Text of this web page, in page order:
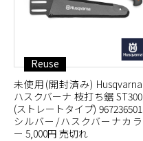
Reuse
未使用(開封済み) Husqvarna
ハスクバーナ 枝打ち鋸 ST300
(ストレートタイプ) 967236501
シルバー/ハスクバーナカラ
ー 5,000円 売切れ